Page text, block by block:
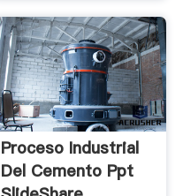
Proceso Industrial
Del Cemento Ppt